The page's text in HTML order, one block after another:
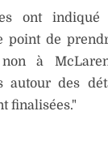
ont indiqué
point de
à
autour des
finalisées."